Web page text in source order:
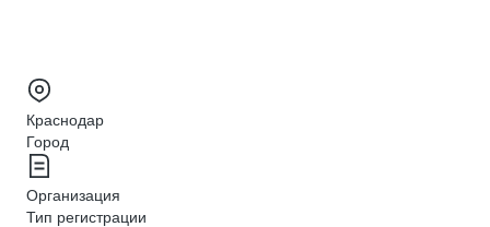
Краснодар
Город
Организация
Тип регистрации